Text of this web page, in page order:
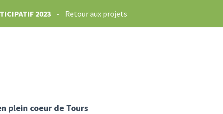
2023 - Retour aux projets
plein coeur de Tours